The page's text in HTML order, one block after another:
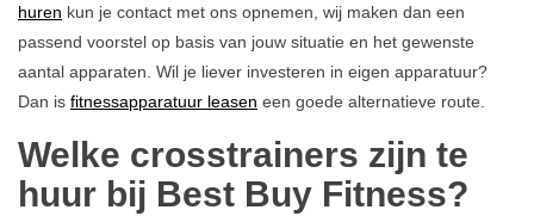
huren kun je contact met ons opnemen, wij maken dan een
passend voorstel op basis van jouw situatie en het gewenste
aantal apparaten. Wil je liever investeren in eigen apparatuur?
Dan is fitnessapparatuur leasen een goede alternatieve route.
Welke crosstrainers zijn te
huur bij Best Buy Fitness?